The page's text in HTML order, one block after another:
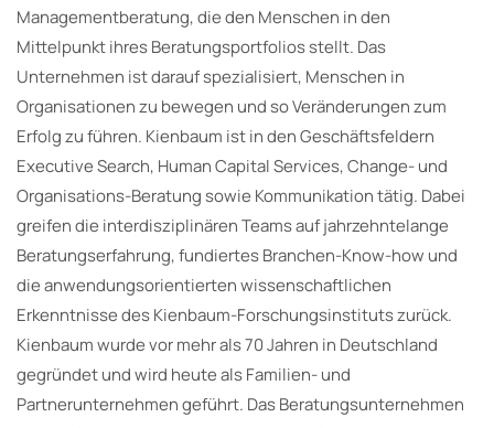
Managementberatung, die den Menschen in den
Mittelpunkt ihres Beratungsportfolios stellt. Das
Unternehmen ist darauf spezialisiert, Menschen in
Organisationen zu bewegen und so Veränderungen zum
Erfolg zu führen. Kienbaum ist in den Geschäftsfeldern
Executive Search, Human Capital Services, Change- und
Organisations-Beratung sowie Kommunikation tätig. Dabei
greifen die interdisziplinären Teams auf jahrzehntelange
Beratungserfahrung, fundiertes Branchen-Know-how und
die anwendungsorientierten wissenschaftlichen
Erkenntnisse des Kienbaum-Forschungsinstituts zurück.
Kienbaum wurde vor mehr als 70 Jahren in Deutschland
gegründet und wird heute als Familien- und
Partnerunternehmen geführt. Das Beratungsunternehmen